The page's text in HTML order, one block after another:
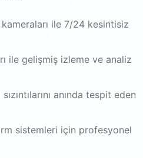
ile 7/24 kesintisiz
ile gelişmiş izleme ve analiz
anında tespit eden
sistemleri için profesyonel